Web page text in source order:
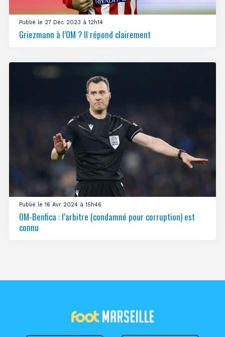
Publié le 27 Déc 2023 à 12h14
Griezmann à l’OM ? Il répond clairement
Publié le 16 Avr 2024 à 15h46
OM-Benfica : l’arbitre (condamné pour corruption) est
connu